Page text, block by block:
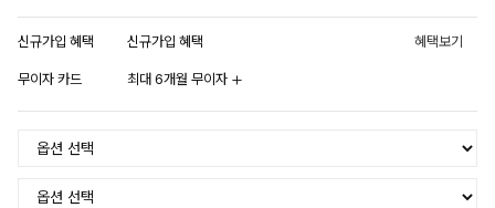
신규가입 혜택 신규가입 혜택 혜택보기
무이자 카드 최대 6개월 무이자